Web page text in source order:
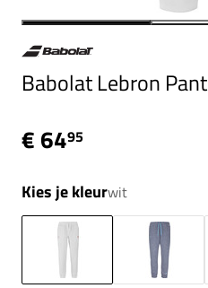
Babolat Lebron Pant
€ 6495
Kies je kleurwit